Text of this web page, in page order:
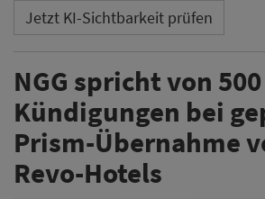
Jetzt KI-Sichtbarkeit prüfen
NGG spricht von 500
Kündigungen bei
Prism-Übernahme
Revo-Hotels